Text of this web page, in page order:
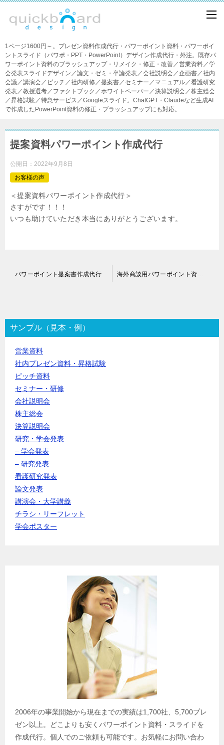
1ページ1600円～。プレゼン資料作成代行・パワーポイント資料・パワーポイ
ントスライド（パワポ・PPT・PowerPoint）デザイン作成代行・外注。既存パ
ワーポイント資料のブラッシュアップ・リメイク・修正・改善／営業資料／学
会発表スライドデザイン／論文・ゼミ・卒論発表／会社説明会／企画書／社内
会議／講演会／ピッチ／社内研修／提案書／セミナー／マニュアル／看護研究
発表／教授選考／ファクトブック／ホワイトペーパー／決算説明会／株主総会
／昇格試験／特急サービス／Googleスライド。ChatGPT・Claudeなど生成AI
で作成したPowerPoint資料の修正・ブラッシュアップにも対応。
提案資料パワーポイント作成代行
公開日： 2022年9月8日
お客様の声
＜提案資料パワーポイント作成代行＞
さすがです！！！
いつも助けていただき本当にありがとうございます。
ゲ
ー
シ
パワーポイント提案書作成代行
サンプル（見本・例）
営業資料
社内プレゼン資料・昇格試験
ピッチ資料
セミナー・研修
会社説明会
株主総会
決算説明会
研究・学会発表
– 学会発表
– 研究発表
看護研究発表
論文発表
講演会・大学講義
チラシ・リーフレット
学会ポスター
2006年の事業開始から現在までの実績は1,700社、5,700プレ
ゼン以上。どこよりも安くパワーポイント資料・スライドを
作成代行。個人でのご依頼も可能です。お気軽にお問い合わ